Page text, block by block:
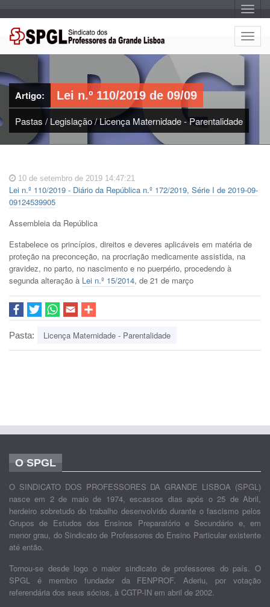
A
l
t
e
r
a
g
ã
o
A
l
t
n
a
n
a
a
Artigo: Lei n.º 110/2019 de 09/09
Pastas / Legislação/Licença Maternidade - Parentalidade
10 de setembro de 2019 14:47:21
Lei n.º 110/2019 - Diário da República n.º 172/2019, Série I de 2019-09-
09124539905
Assembleia da República
Estabelece os princípios, direitos e deveres aplicáveis em matéria de
proteção na preconceção, na procriação medicamente assistida, na
gravidez, no parto, no nascimento e no puerpério, procedendo à
segunda alteração à Lei n.º 15/2014, de 21 de março
Pasta: Licença Maternidade - Parentalidade
O SPGL
O SINDICATO DOS PROFESSORES DA GRANDE LISBOA (SPGL)
nasce em 2 de maio de 1974, escassos dias após o 25 de Abril,
herdeiro sobretudo do trabalho desenvolvido durante o fascismo pelos
Grupos de Estudos dos Ensinos Preparatório e Secundário e, em
menor grau, do Sindicato de Professores do Ensino Particular existente
até então.
Tornou-se desde logo o maior sindicato de professores do país. O
SPGL é membro fundador da FENPROF. Aderiu, por votação
referendária dos seus sócios, à CGTP-IN em abril de 2002.